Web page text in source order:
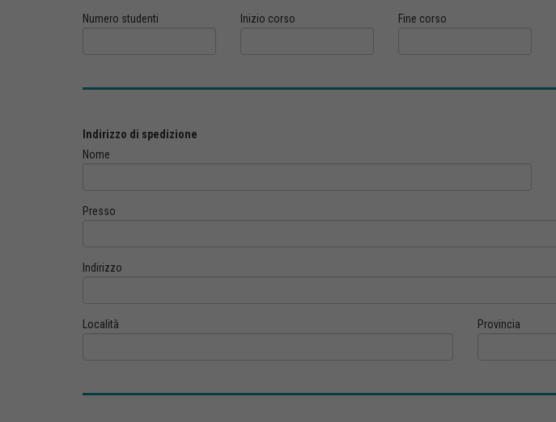
Numero studenti Inizio corso Fine corso
Indirizzo di spedizione
Nome
Presso
Indirizzo
Località Provincia